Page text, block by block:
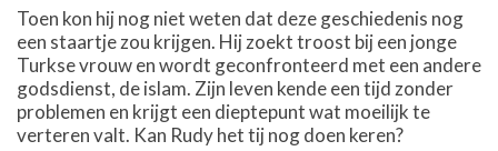
Toen kon hij nog niet weten dat deze geschiedenis nog
een staartje zou krijgen. Hij zoekt troost bij een jonge
Turkse vrouw en wordt geconfronteerd met een andere
godsdienst, de islam. Zijn leven kende een tijd zonder
problemen en krijgt een dieptepunt wat moeilijk te
verteren valt. Kan Rudy het tij nog doen keren?